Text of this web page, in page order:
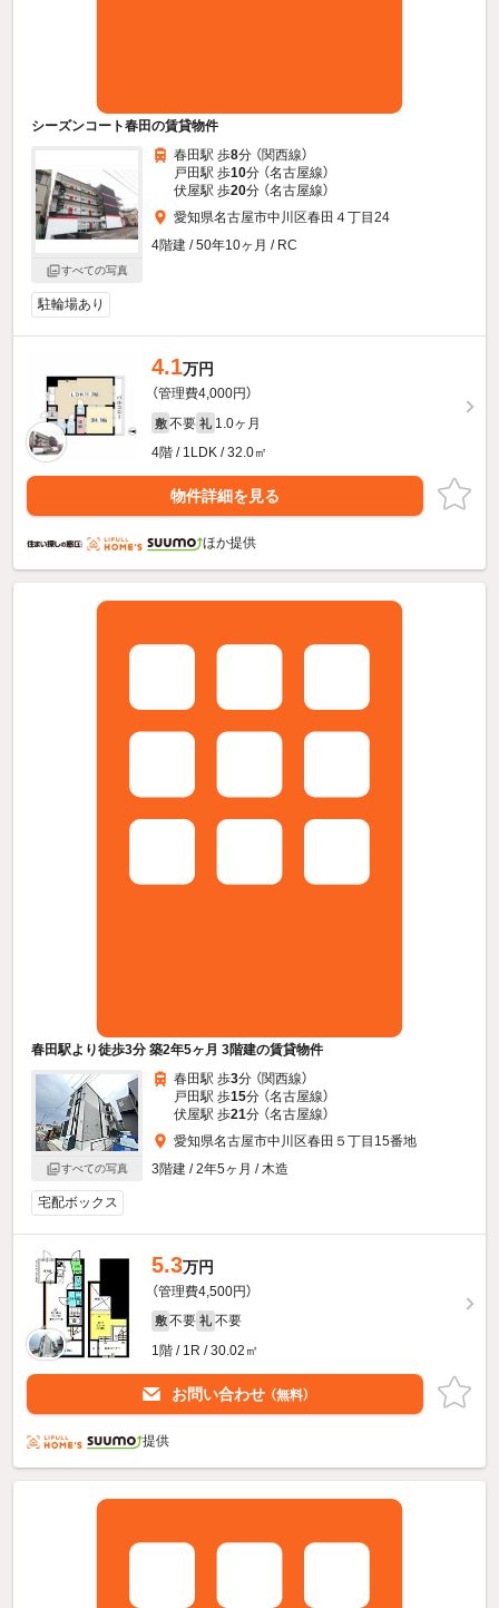
シーズンコート春田の賃貸物件
すべての写真
春田駅 歩8分 （関西線）
戸田駅 歩10分 （名古屋線）
伏屋駅 歩20分 （名古屋線）
愛知県名古屋市中川区春田４丁目24
4階建 / 50年10ヶ月 / RC
駐輪場あり
4.1万円
（管理費4,000円）
敷 不要 礼 1.0ヶ月
4階 / 1LDK / 32.0㎡
物件詳細を見る
ほか提供
春田駅より徒歩3分 築2年5ヶ月 3階建の賃貸物件
すべての写真
春田駅 歩3分 （関西線）
戸田駅 歩15分 （名古屋線）
伏屋駅 歩21分 （名古屋線）
愛知県名古屋市中川区春田５丁目15番地
3階建 / 2年5ヶ月 / 木造
宅配ボックス
5.3万円
（管理費4,500円）
敷 不要 礼 不要
1階 / 1R / 30.02㎡
お問い合わせ （無料）
提供